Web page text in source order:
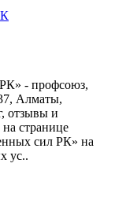
- профсоюз,
Алматы,
отзывы и
странице
сил РК» на
ус..